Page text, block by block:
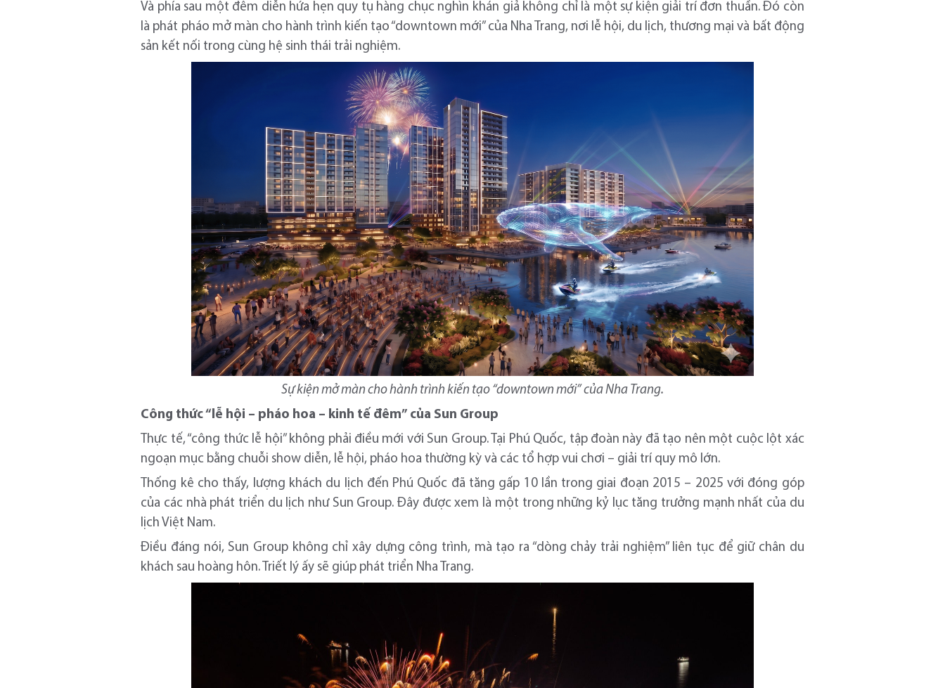
Và phía sau một đêm diễn hứa hẹn quy tụ hàng chục nghìn khán giả không chỉ là một sự kiện giải trí đơn thuần. Đó còn
là phát pháo mở màn cho hành trình kiến tạo “downtown mới” của Nha Trang, nơi lễ hội, du lịch, thương mại và bất động
sản kết nối trong cùng hệ sinh thái trải nghiệm.
Sự kiện mở màn cho hành trình kiến tạo “downtown mới” của Nha Trang.
Công thức “lễ hội – pháo hoa – kinh tế đêm” của Sun Group
Thực tế, “công thức lễ hội” không phải điều mới với Sun Group. Tại Phú Quốc, tập đoàn này đã tạo nên một cuộc lột xác
ngoạn mục bằng chuỗi show diễn, lễ hội, pháo hoa thường kỳ và các tổ hợp vui chơi – giải trí quy mô lớn.
Thống kê cho thấy, lượng khách du lịch đến Phú Quốc đã tăng gấp 10 lần trong giai đoạn 2015 – 2025 với đóng góp
của các nhà phát triển du lịch như Sun Group. Đây được xem là một trong những kỷ lục tăng trưởng mạnh nhất của du
lịch Việt Nam.
Điều đáng nói, Sun Group không chỉ xây dựng công trình, mà tạo ra “dòng chảy trải nghiệm” liên tục để giữ chân du
khách sau hoàng hôn. Triết lý ấy sẽ giúp phát triển Nha Trang.